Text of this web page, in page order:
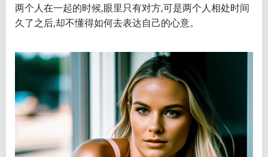
两个人在一起的时候,眼里只有对方,可是两个人相处时间
久了之后,却不懂得如何去表达自己的心意。